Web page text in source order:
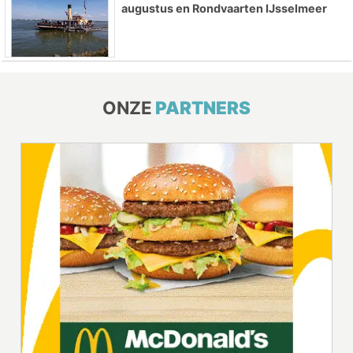
augustus en Rondvaarten IJsselmeer
ONZE PARTNERS